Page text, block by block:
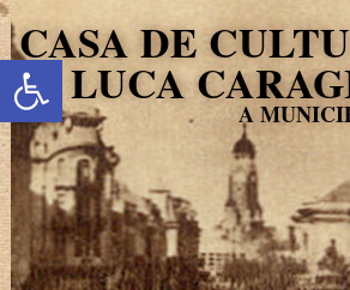
Deschide bara de unelte
CASA DE
LUCA